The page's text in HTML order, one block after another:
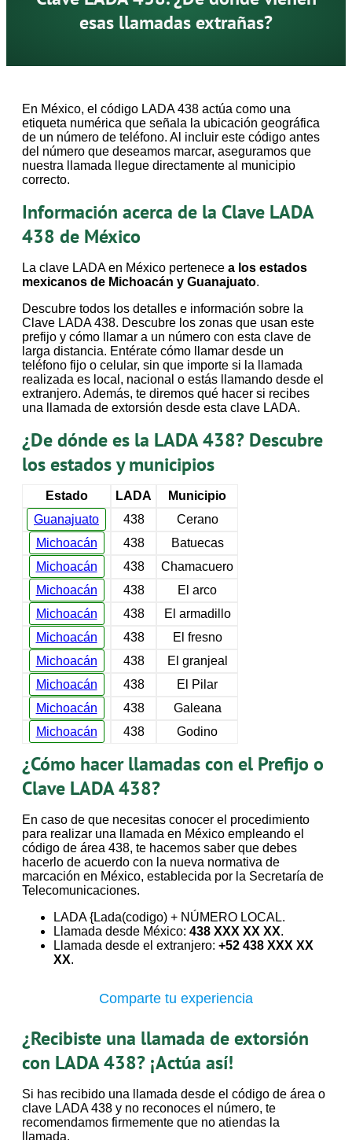
esas llamadas extrañas?
En México, el código LADA 438 actúa como una
etiqueta numérica que señala la ubicación geográfica
de un número de teléfono. Al incluir este código antes
del número que deseamos marcar, aseguramos que
nuestra llamada llegue directamente al municipio
correcto.
Información acerca de la Clave LADA
438 de México
La clave LADA en México pertenece a los estados
mexicanos de Michoacán y Guanajuato.
Descubre todos los detalles e información sobre la
Clave LADA 438. Descubre los zonas que usan este
prefijo y cómo llamar a un número con esta clave de
larga distancia. Entérate cómo llamar desde un
teléfono fijo o celular, sin que importe si la llamada
realizada es local, nacional o estás llamando desde el
extranjero. Además, te diremos qué hacer si recibes
una llamada de extorsión desde esta clave LADA.
¿De dónde es la LADA 438? Descubre
los estados y municipios
Estado LADA
Municipio
Guanajuato
438
Cerano
Michoacán
438
Batuecas
Michoacán
438
Chamacuero
Michoacán
438
El arco
Michoacán
438
El armadillo
Michoacán
438
El fresno
Michoacán
438
El granjeal
Michoacán
438
El Pilar
Michoacán
438
Galeana
Michoacán
438 Godino
¿Cómo hacer llamadas con el Prefijo o
Clave LADA 438?
En caso de que necesitas conocer el procedimiento
para realizar una llamada en México empleando el
código de área 438, te hacemos saber que debes
hacerlo de acuerdo con la nueva normativa de
marcación en México, establecida por la Secretaría de
Telecomunicaciones.
LADA {Lada(codigo) + NÚMERO LOCAL.
Llamada desde México: 438 XXX XX XX.
Llamada desde el extranjero: +52 438 XXX XX
XX.
Comparte tu experiencia
¿Recibiste una llamada de extorsión
con LADA 438? ¡Actúa así!
Si has recibido una llamada desde el código de área o
clave LADA 438 y no reconoces el número, te
recomendamos firmemente que no atiendas la
llamada.